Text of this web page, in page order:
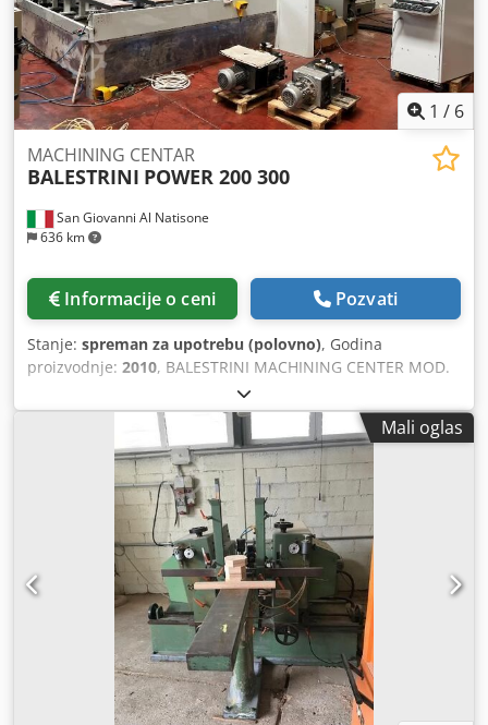
1 / 6
San Giovanni Al Natisone
636 km
MACHINING CENTAR
BALESTRINI POWER 200 300
Informacije o ceni Pozvati
Stanje: spreman za upotrebu (polovno), Godina
proizvodnje: 2010, BALESTRINI MACHINING CENTER MOD.
SNAGA 200 300 CE - KORIŠĆENA - Putovanje osovinom X-U
4000mm. Y 4000 mm. Z 700 mm. - 1000° rotacija ose -
ROTACIJA CE ose 400° (+/-200°) - N.2 klupe 1400x3000 mm -
N. 3+3 spavača po klupi - N. 3+3 CSR podržava po klupi -
Tip glave CS 44 (n. 4 motora po 7,5 kw) - Vreteno rotacije
0/24000 rpm. sa inverterom - HSKC40/ER32 veza - N. 2
inverteri - Jedinica za prikupljanje čipova - Beker vakuum
pumpa 100 mc - Električni panelni klima uređaj -
KONTROLA NAPAJANJA NUM AKSIJUMA - T-CAS softver -
Tele - PC/CN TCP/IP komunikacija -Kolibi Dcodpfx Aaok
Uicgenok - Krov otporan na prašinu - CE standardi - Godina
2010 POTPUNO REMONTOVAN
Mali oglas